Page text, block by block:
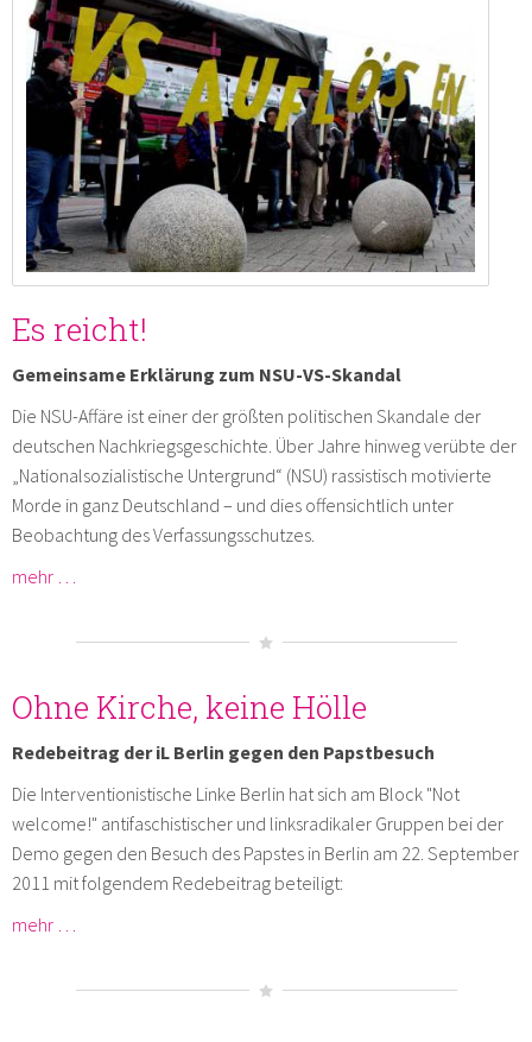
Es reicht!
Gemeinsame Erklärung zum NSU-VS-Skandal
Die NSU-Affäre ist einer der größten politischen Skandale der
deutschen Nachkriegsgeschichte. Über Jahre hinweg verübte der
„Nationalsozialistische Untergrund“ (NSU) rassistisch motivierte
Morde in ganz Deutschland – und dies offensichtlich unter
Beobachtung des Verfassungsschutzes.
mehr …
Ohne Kirche, keine Hölle
Redebeitrag der iL Berlin gegen den Papstbesuch
Die Interventionistische Linke Berlin hat sich am Block "Not
welcome!" antifaschistischer und linksradikaler Gruppen bei der
Demo gegen den Besuch des Papstes in Berlin am 22. September
2011 mit folgendem Redebeitrag beteiligt:
mehr …